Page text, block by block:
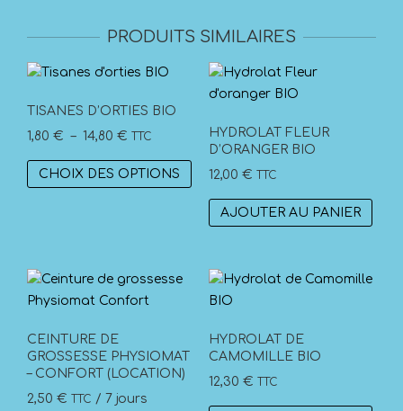
PRODUITS SIMILAIRES
TISANES D’ORTIES BIO
1,80 € – 14,80 € Plage
de
prix :
TTC
CHOIX DES OPTIONS
Ce
produit
plusieurs
Les
options
être
choisies
sur
HYDROLAT FLEUR
D’ORANGER BIO
12,00 € TTC
AJOUTER AU PANIER
CEINTURE DE
GROSSESSE PHYSIOMAT
– CONFORT (LOCATION)
2,50 € TTC / 7 jours
HYDROLAT DE
CAMOMILLE BIO
12,30 € TTC